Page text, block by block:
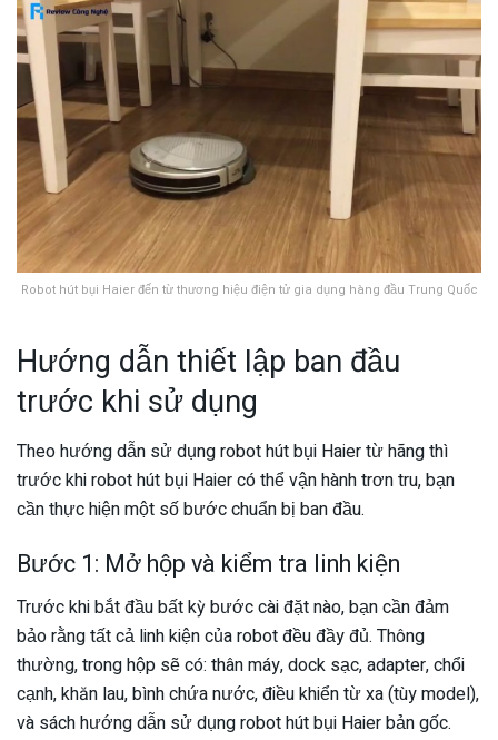
Robot hút bụi Haier đến từ thương hiệu điện tử gia dụng hàng đầu Trung Quốc
Hướng dẫn thiết lập ban đầu
trước khi sử dụng
Theo hướng dẫn sử dụng robot hút bụi Haier từ hãng thì
trước khi robot hút bụi Haier có thể vận hành trơn tru, bạn
cần thực hiện một số bước chuẩn bị ban đầu.
Bước 1: Mở hộp và kiểm tra linh kiện
Trước khi bắt đầu bất kỳ bước cài đặt nào, bạn cần đảm
bảo rằng tất cả linh kiện của robot đều đầy đủ. Thông
thường, trong hộp sẽ có: thân máy, dock sạc, adapter, chổi
cạnh, khăn lau, bình chứa nước, điều khiển từ xa (tùy model),
và sách hướng dẫn sử dụng robot hút bụi Haier bản gốc.